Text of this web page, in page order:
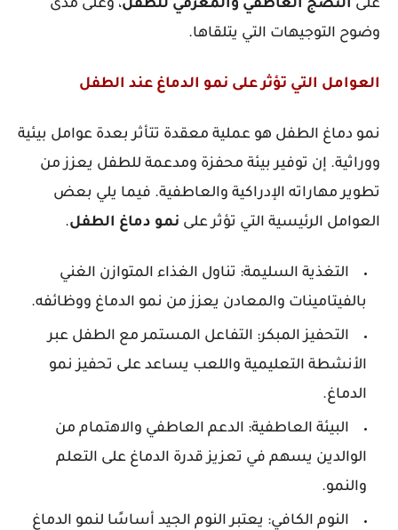
على النضج العاطفي والمعرفي للطفل، وعلى مدى
وضوح التوجيهات التي يتلقاها.
العوامل التي تؤثر على نمو الدماغ عند الطفل
نمو دماغ الطفل هو عملية معقدة تتأثر بعدة عوامل بيئية
ووراثية. إن توفير بيئة محفزة ومدعمة للطفل يعزز من
تطوير مهاراته الإدراكية والعاطفية. فيما يلي بعض
العوامل الرئيسية التي تؤثر على نمو دماغ الطفل.
التغذية السليمة: تناول الغذاء المتوازن الغني
بالفيتامينات والمعادن يعزز من نمو الدماغ ووظائفه.
التحفيز المبكر: التفاعل المستمر مع الطفل عبر
الأنشطة التعليمية واللعب يساعد على تحفيز نمو
الدماغ.
البيئة العاطفية: الدعم العاطفي والاهتمام من
الوالدين يسهم في تعزيز قدرة الدماغ على التعلم
والنمو.
النوم الكافي: يعتبر النوم الجيد أساسًا لنمو الدماغ